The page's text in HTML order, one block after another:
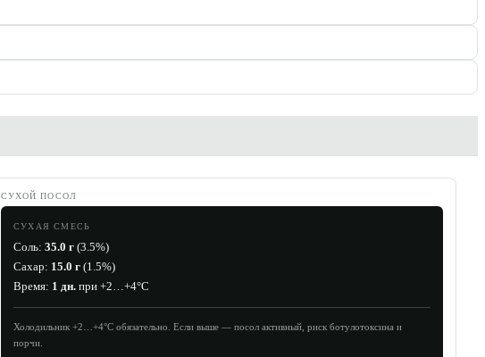
СУХОЙ ПОСОЛ
СУХАЯ СМЕСЬ
Соль: 35.0 г (3.5%)
Сахар: 15.0 г (1.5%)
Время: 1 дн. при +2…+4°C
Холодильник +2…+4°C обязательно. Если выше — посол активный, риск ботулотоксина и
порчи.